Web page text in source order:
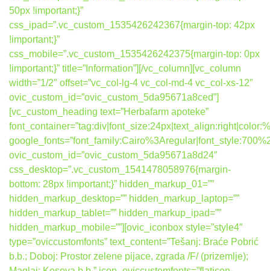
50px !important;}”
css_ipad=”.vc_custom_1535426242367{margin-top: 42px
!important;}”
css_mobile=”.vc_custom_1535426242375{margin-top: 0px
!important;}” title=”Information”][/vc_column][vc_column
width=”1/2″ offset=”vc_col-lg-4 vc_col-md-4 vc_col-xs-12″
ovic_custom_id=”ovic_custom_5da95671a8ced”]
[vc_custom_heading text=”Herbafarm apoteke”
ovic_custom_id=”ovic_custom_5da95671a8d24″
css_desktop=”.vc_custom_1541478058976{margin-
bottom: 28px !important;}” hidden_markup_01=””
hidden_markup_desktop=”” hidden_markup_laptop=””
hidden_markup_tablet=”” hidden_markup_ipad=””
hidden_markup_mobile=””][ovic_iconbox style=”style4″
type=”oviccustomfonts” text_content=”Tešanj: Braće Pobrić
b.b.; Doboj: Prostor zelene pijace, zgrada /F/ (prizemlje);